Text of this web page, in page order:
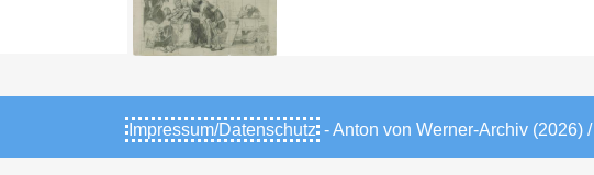
Impressum/Datenschutz - Anton von Werner-Archiv (2026) /